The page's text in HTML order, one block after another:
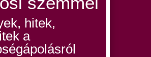
hitek,
a